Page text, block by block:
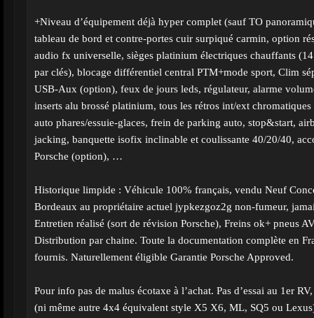
+Niveau d’équipement déjà hyper complet (sauf TO
tableau de bord et contre-portes cuir surpiqué carmin, option
audio fx universelle, sièges platinium électriques chauffants
par clés), blocage différentiel central PTM+mode sport, Clim
USB-Aux (option), feux de jours leds, régulateur, alarme
inserts alu brossé platinium, tous les rétros int/ext
auto phares/essuie-glaces, frein de parking auto, stop&start,
jacking, banquette isofix inclinable et coulissante 40/20/40,
Porsche (option), …
Historique limpide : Véhicule 100% français, vendu Neuf
Bordeaux au propriétaire actuel jypkezgoz2g non-fumeur,
Entretien réalisé (sort de révision Porsche), Freins ok+ pneus
Distribution par chaine. Toute la documentation complète en
fournis. Naturellement éligible Garantie Porsche Approved.
Pour info pas de malus écotaxe à l’achat. Pas d’essai au 1er
(ni même autre 4x4 équivalent style X5 X6, ML, SQ5 ou